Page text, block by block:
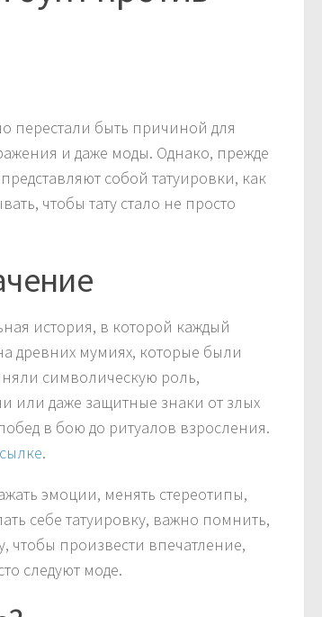
перестали быть причиной для
и даже моды. Однако, прежде
собой татуировки, как
чтобы тату стало не просто
история, в которой каждый
древних мумиях, которые были
символическую роль,
или даже защитные знаки от злых
в бою до ритуалов взросления.
.
эмоции, менять стереотипы,
себе татуировку, важно помнить,
чтобы произвести впечатление,
следуют моде.